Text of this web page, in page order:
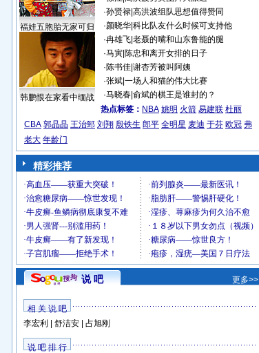
福娃五胞胎无家可归
韩鹏恨在家看中缅战
·孙贤禄| 高洪波组队思想值得赞同
·颜晓华| 科比队友什么时候可支持他
·冉雄飞| 老聂的嘴和山东鲁能的腿
·马寅| 陈忠和离开女排的日子
·陈书佳| 谢杏芳被叫阿姨
·张斌| 一场人和猫的伟大比赛
·马晓春| 俞斌的棋王是谁封的？
热点标签： NBA 姚明 火箭 易建联 杜丽
CBA 郭晶晶 王治郅 刘翔 殷铁生 郎平 全明星 麦迪 于芬 欧冠 弗
老大 年龄门
精彩推荐
说 吧 更多>>
相 关 说 吧
李宏利
舒洁安| 占旭刚
说 吧 排 行